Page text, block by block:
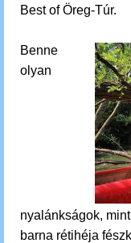
Best of Öreg-Túr.
Benne
olyan
nyalánkságok,
barna rétihéja